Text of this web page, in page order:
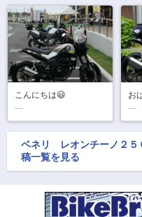
こんにちは😃
リアの
ポイントを巡ってま
す！
涼しくて丁度良い😆
お
殆
丈
ベネリ レオンチーノ２５
稿一覧を見る
まず
排気
型式(